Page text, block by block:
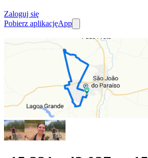
Zaloguj się
Pobierz aplikacjęApp